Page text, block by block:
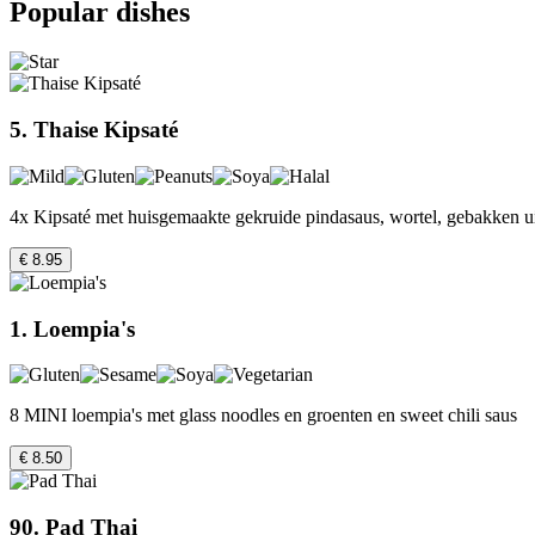
Popular dishes
5. Thaise Kipsaté
4x Kipsaté met huisgemaakte gekruide pindasaus, wortel, gebakken
€ 8.95
1. Loempia's
8 MINI loempia's met glass noodles en groenten en sweet chili saus
€ 8.50
90. Pad Thai